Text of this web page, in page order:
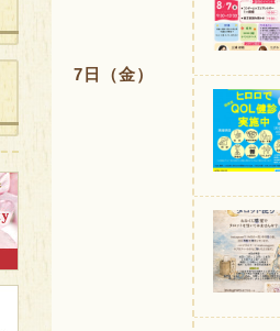
7日（金）